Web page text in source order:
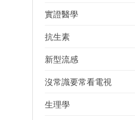
實證醫學
抗生素
新型流感
沒常識要常看電視
生理學